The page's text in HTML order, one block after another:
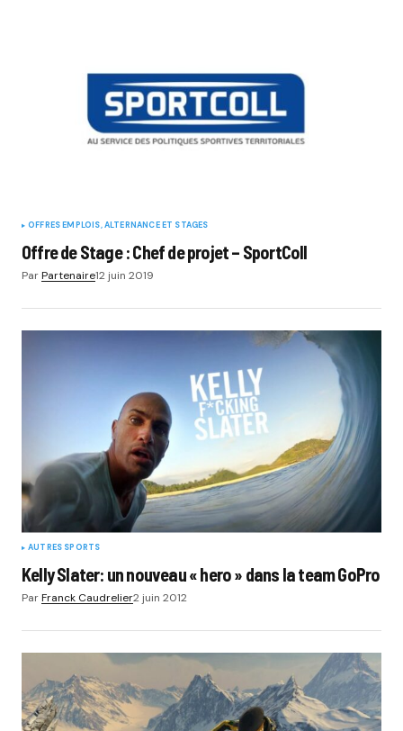
OFFRES EMPLOIS, ALTERNANCE ET STAGES
Offre de Stage : Chef de projet – SportColl
ParPartenaire12 juin 2019
AUTRES SPORTS
Kelly Slater: un nouveau « hero » dans la team GoPro
ParFranck Caudrelier2 juin 2012